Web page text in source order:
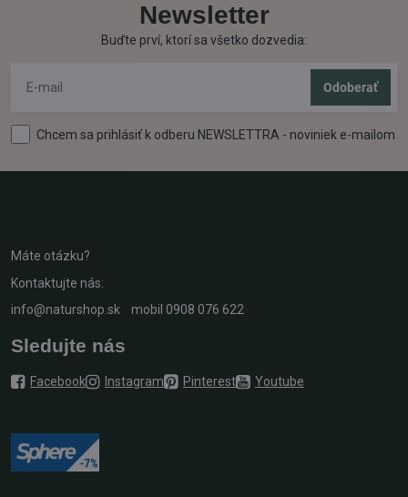
Newsletter
Buďte prví, ktorí sa všetko dozvedia:
Odoberať
Chcem sa prihlásiť k odberu NEWSLETTRA - noviniek e-mailom
Máte otázku?
Kontaktujte nás:
info@naturshop.sk mobil 0908 076 622
Sledujte nás
Facebook Instagram Pinterest Youtube